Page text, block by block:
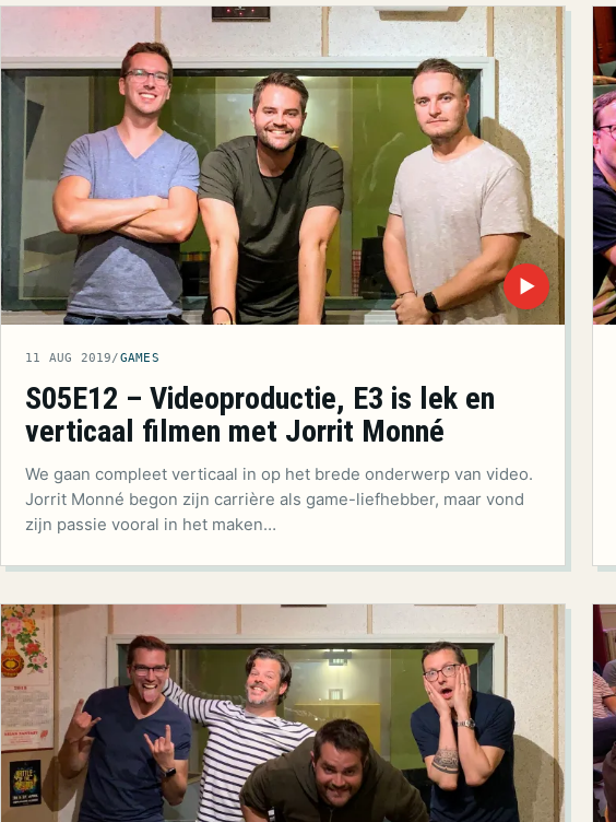
▶
11 AUG 2019/GAMES
S05E12 – Videoproductie, E3 is lek en
verticaal filmen met Jorrit Monné
We gaan compleet verticaal in op het brede onderwerp van video.
Jorrit Monné begon zijn carrière als game-liefhebber, maar vond
zijn passie vooral in het maken…